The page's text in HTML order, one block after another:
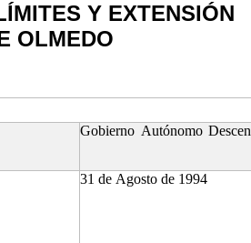
Y EXTENSIÓN
OLMEDO
Gobierno Autónomo
31 de Agosto de 1994